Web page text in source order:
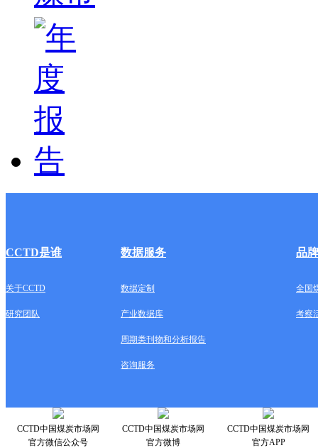
CCTD是谁 数据服务 品
关于CCTD 数据定制 全国
研究团队 产业数据库 考察
周期类刊物和分析报告
咨询服务
CCTD中国煤炭市场网
官方微信公众号
CCTD中国煤炭市场网
官方微博
CCTD中国煤炭市场网
官方APP